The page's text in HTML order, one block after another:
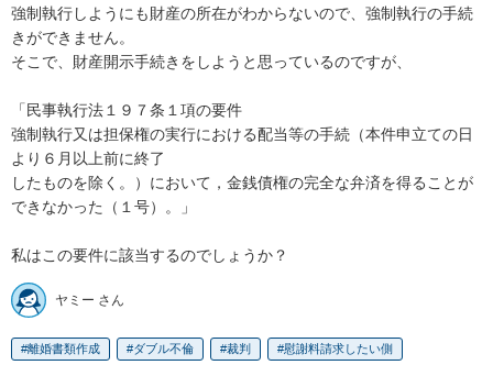
強制執行しようにも財産の所在がわからないので、強制執行の手続
きができません。
そこで、財産開示手続きをしようと思っているのですが、
「民事執行法１９７条１項の要件
強制執行又は担保権の実行における配当等の手続（本件申立ての日
より６月以上前に終了
したものを除く。）において，金銭債権の完全な弁済を得ることが
できなかった（１号）。」
私はこの要件に該当するのでしょうか？
ヤミー さん
離婚書類作成 ダブル不倫 裁判 慰謝料請求したい側